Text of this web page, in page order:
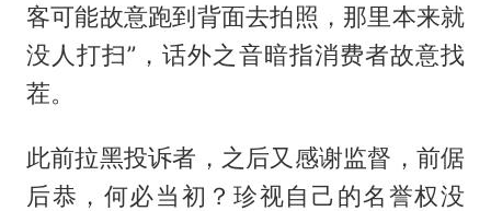
客可能故意跑到背面去拍照，那里本来就
没人打扫”，话外之音暗指消费者故意找
茬。
此前拉黑投诉者，之后又感谢监督，前倨
后恭，何必当初？珍视自己的名誉权没